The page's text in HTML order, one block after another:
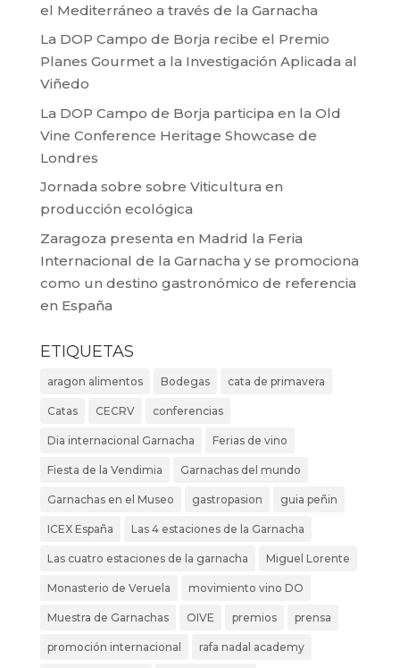
el Mediterráneo a través de la Garnacha
La DOP Campo de Borja recibe el Premio
Planes Gourmet a la Investigación Aplicada al
Viñedo
La DOP Campo de Borja participa en la Old
Vine Conference Heritage Showcase de
Londres
Jornada sobre sobre Viticultura en
producción ecológica
Zaragoza presenta en Madrid la Feria
Internacional de la Garnacha y se promociona
como un destino gastronómico de referencia
en España
ETIQUETAS
aragon alimentos Bodegas cata de primavera
Catas CECRV conferencias
Dia internacional Garnacha Ferias de vino
Fiesta de la Vendimia Garnachas del mundo
Garnachas en el Museo gastropasion guia peñin
ICEX España Las 4 estaciones de la Garnacha
Las cuatro estaciones de la garnacha Miguel Lorente
Monasterio de Veruela movimiento vino DO
Muestra de Garnachas OIVE premios prensa
promoción internacional rafa nadal academy